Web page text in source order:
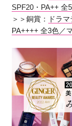
SPF20・PA++ 全
＞＞銅賞：
ドラ
PA++++ 全3色／